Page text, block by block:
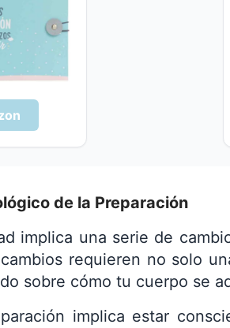
de la Preparación
implica una serie de
requieren no solo
sobre cómo tu cuerpo se
implica estar